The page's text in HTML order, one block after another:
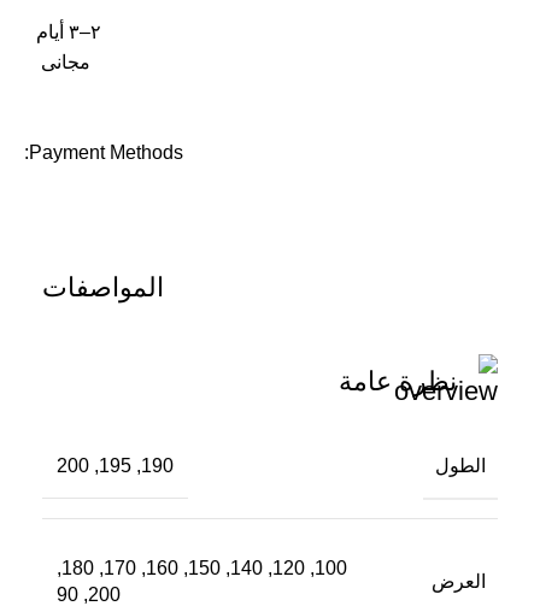
٢–٣ أيام
مجانى
Payment Methods:
المواصفات
نظرة عامة
الطول 190, 195, 200
العرض
100, 120, 140, 150, 160, 170, 180,
200, 90